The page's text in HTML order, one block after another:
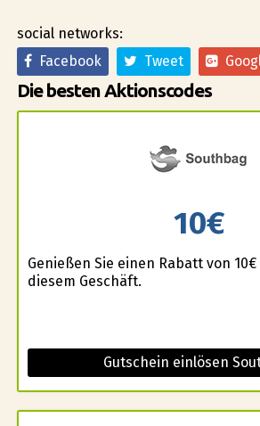
social networks:
Facebook
Tweet
Die besten Aktionscodes
10€
Genießen Sie einen Rabatt von 10€
diesem Geschäft.
Gutschein einlösen